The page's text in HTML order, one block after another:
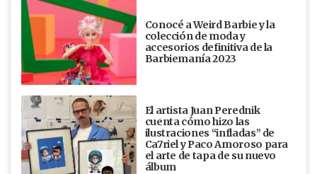
Conocé a Weird Barbie y la
colección de moda y
accesorios definitiva de la
Barbiemanía 2023
El artista Juan Perednik
cuenta cómo hizo las
ilustraciones “infladas” de
Ca7riel y Paco Amoroso para
el arte de tapa de su nuevo
álbum